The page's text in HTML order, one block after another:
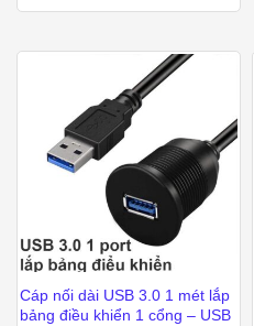
Cáp nối dài USB 3.0 1 mét lắp
bảng điều khiển 1 cổng – USB